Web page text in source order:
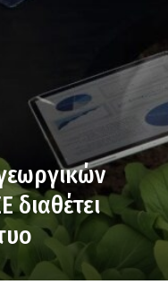
διαθέτει